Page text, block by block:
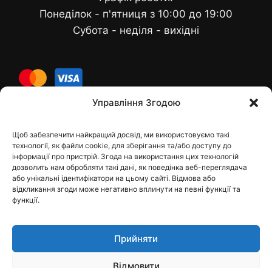
Управління Згодою
Щоб забезпечити найкращий досвід, ми використовуємо такі
технології, як файли cookie, для зберігання та/або доступу до
інформації про пристрій. Згода на використання цих технологій
дозволить нам обробляти такі дані, як поведінка веб-переглядача
або унікальні ідентифікатори на цьому сайті. Відмова або
відкликання згоди може негативно вплинути на певні функції та
функції.
Прийняти
Відмовити
Понеділок - п'ятниця з 10:00 до 19:00
Субота - неділя - вихідні
Контакти
dfbelements@gmail.com